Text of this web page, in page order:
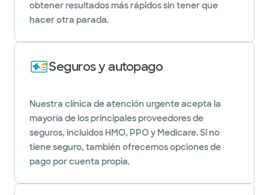
obtener resultados más rápidos sin tener que
hacer otra parada.
Seguros y autopago
Nuestra clínica de atención urgente acepta la
mayoría de los principales proveedores de
seguros, incluidos HMO, PPO y Medicare. Si no
tiene seguro, también ofrecemos opciones de
pago por cuenta propia.